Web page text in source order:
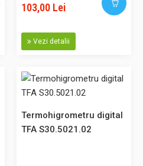
Lei
în Coş
103,00 Lei
Vezi detalii
Termohigrometru digital
TFA S30.5021.02